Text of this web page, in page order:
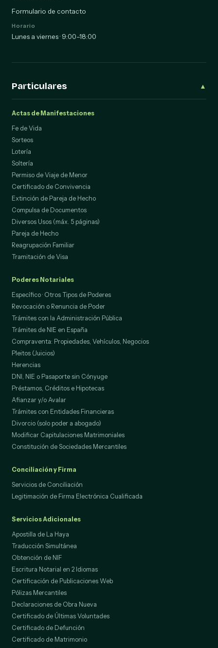
Formulario de contacto
Horario
Lunes a viernes · 9:00–18:00
Particulares ▲
Actas de Manifestaciones
Fe de Vida
Sorteos
Lotería
Soltería
Permiso de Viaje de Menor
Certificado de Convivencia
Extinción de Pareja de Hecho
Compulsa de Documentos
Diversos Usos (máx. 5 páginas)
Pareja de Hecho
Reagrupación Familiar
Tramitación de Visa
Poderes Notariales
Específico · Otros Tipos de Poderes
Revocación o Renuncia de Poder
Trámites con la Administración Pública
Trámites de NIE en España
Compraventa: Propiedades, Vehículos, Negocios
Pleitos (Juicios)
Herencias
DNI, NIE o Pasaporte sin Cónyuge
Préstamos, Créditos e Hipotecas
Afianzar y/o Avalar
Trámites con Entidades Financieras
Divorcio (solo poder a abogado)
Modificar Capitulaciones Matrimoniales
Constitución de Sociedades Mercantiles
Conciliación y Firma
Servicios de Conciliación
Legitimación de Firma Electrónica Cualificada
Servicios Adicionales
Apostilla de La Haya
Traducción Simultánea
Obtención de NIF
Escritura Notarial en 2 Idiomas
Certificación de Publicaciones Web
Pólizas Mercantiles
Declaraciones de Obra Nueva
Certificado de Últimas Voluntades
Certificado de Defunción
Certificado de Matrimonio